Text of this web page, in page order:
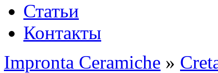
Статьи
Контакты
Impronta Ceramiche »